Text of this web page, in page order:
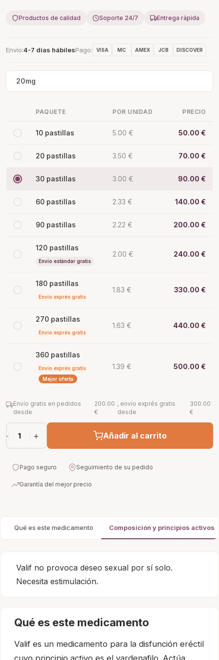
Productos de calidad Soporte 24/7 Entrega rápida
Envío 4-7 días hábilesPago VISA MC AMEX JCB DISCOVER
20mg
PAQUETE POR UNIDAD PRECIO
10 pastillas 5.00 € 50.00 €
20 pastillas 3.50 € 70.00 €
30 pastillas 3.00 € 90.00 €
60 pastillas 2.33 € 140.00 €
90 pastillas 2.22 € 200.00 €
120 pastillas
Envío estándar gratis
2.00 € 240.00 €
180 pastillas
Envío exprés gratis
1.83 € 330.00 €
270 pastillas
Envío exprés gratis
1.63 € 440.00 €
360 pastillas
Envío exprés gratis
Mejor oferta
1.39 € 500.00 €
Envío gratis en pedidos
desde
200.00
€
, envío exprés gratis
desde
300.00
€
− + Añadir al carrito
Pago seguro Seguimiento de su pedido
Garantía del mejor precio
Qué es este medicamento Composición y principios activos
Valif no provoca deseo sexual por sí solo.
Necesita estimulación.
Qué es este medicamento
Valif es un medicamento para la disfunción eréctil
cuyo principio activo es el vardenafilo. Actúa